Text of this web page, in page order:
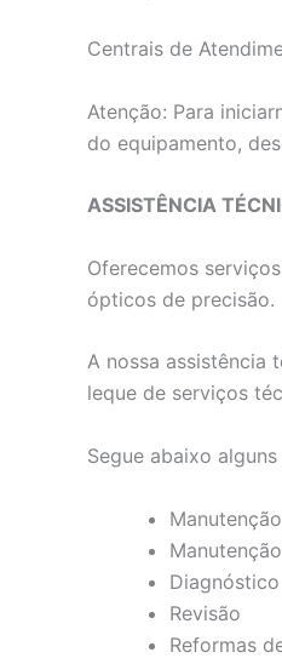
Centrais de
Atenção: Para
do equipamento,
ASSISTÊNCIA
Oferecemos
ópticos de precisão.
A nossa assistência
leque de serviços
Segue abaixo
Diagnóstico
Revisão
Reformas